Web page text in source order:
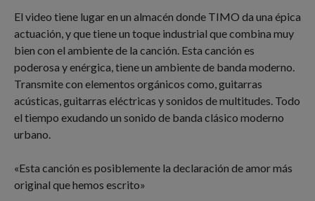
El video tiene lugar en un almacén donde TIMO da una épica
actuación, y que tiene un toque industrial que combina muy
bien con el ambiente de la canción. Esta canción es
poderosa y enérgica, tiene un ambiente de banda moderno.
Transmite con elementos orgánicos como, guitarras
acústicas, guitarras eléctricas y sonidos de multitudes. Todo
el tiempo exudando un sonido de banda clásico moderno
urbano.
«Esta canción es posiblemente la declaración de amor más
original que hemos escrito»